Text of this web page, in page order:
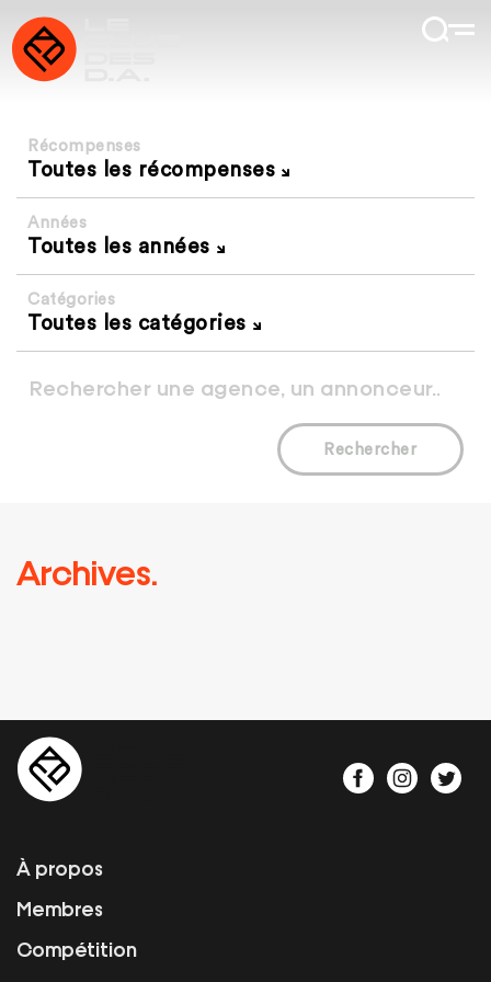
Récompenses
Toutes les récompenses
Années
Toutes les années
Catégories
Toutes les catégories
Rechercher
Archives.
À propos
Membres
Compétition